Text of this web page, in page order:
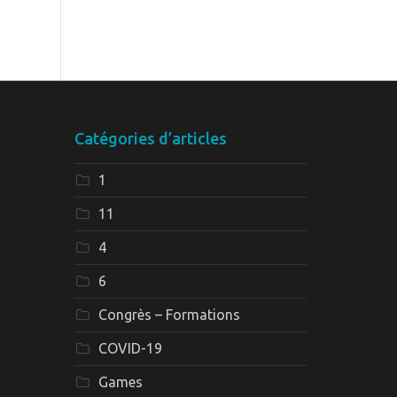
Catégories d’articles
1
11
4
6
Congrès – Formations
COVID-19
Games